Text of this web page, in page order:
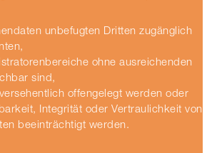
unbefugten Dritten zugänglich
ohne ausreichenden
sind,
offengelegt werden oder
Integrität oder Vertraulichkeit von
beeinträchtigt werden.